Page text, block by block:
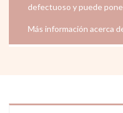
defectuoso y puede
Más información acerca